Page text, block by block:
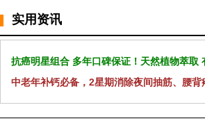
实用资讯
抗癌明星组合 多年口碑保证！天然植物萃取
中老年补钙必备，2星期消除夜间抽筋、腰